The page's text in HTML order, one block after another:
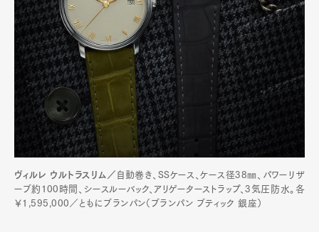
ヴィルレ ウルトラスリム／ 自動巻き、SSケース、ケース径38㎜、パワーリザ
ーブ約100時間、シースルーバック、アリゲーターストラップ、3気圧防水。各
￥1,595,000／ともにブランパン（ブランパン ブティック 銀座）